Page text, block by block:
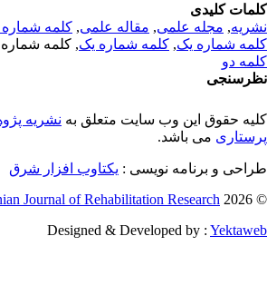
کلیدی
,مجله علمی, مقاله علمی, کلمه شماره
شماره یک,کلمه شماره یک, کلمه شماره
دو
حقوق این وب سایت متعلق بهنشریه
می باشد.
و برنامه نویسی : یکتاوب افزار شرق
©
Journal of Rehabilitation Research
Designed & Developed by :